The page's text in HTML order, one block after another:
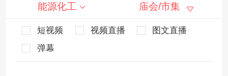
能源化工 庙会/市集
短视频 视频直播
图文直播
弹幕